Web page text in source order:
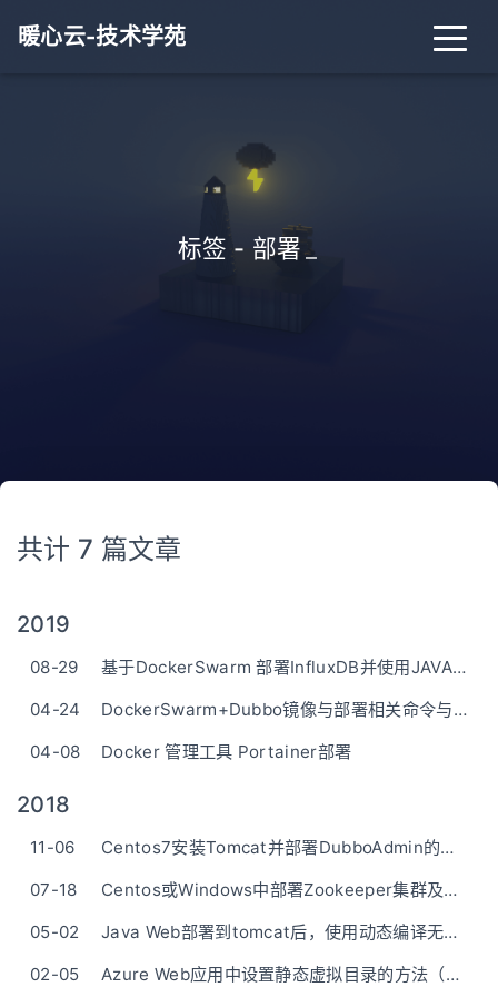
暖心云-技术学苑
标签 - 部署_
共计 7 篇文章
2019
08-29
基于DockerSwarm 部署InfluxDB并使用JAVA操作
04-24
DockerSwarm+Dubbo镜像与部署相关命令与参数
04-08
Docker 管理工具 Portainer部署
2018
11-06
Centos7安装Tomcat并部署DubboAdmin的War包并配置自动启动
07-18
Centos或Windows中部署Zookeeper集群及其简单用法
05-02
Java Web部署到tomcat后，使用动态编译无法找到相关类的解决方案
02-05
Azure Web应用中设置静态虚拟目录的方法（比如部署Django需要用到）